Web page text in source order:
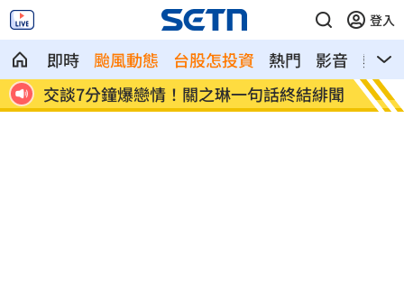
登入
即時 颱風動態 台股怎投資 熱門 影音
熱搜
群
交談7分鐘爆戀情！關之琳一句話終結緋聞
上兵
壁